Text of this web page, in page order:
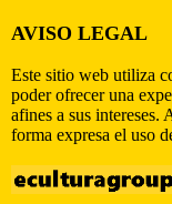
AVISO LEGAL
Este sitio web utiliza
poder ofrecer una
afines a sus intereses.
forma expresa el uso